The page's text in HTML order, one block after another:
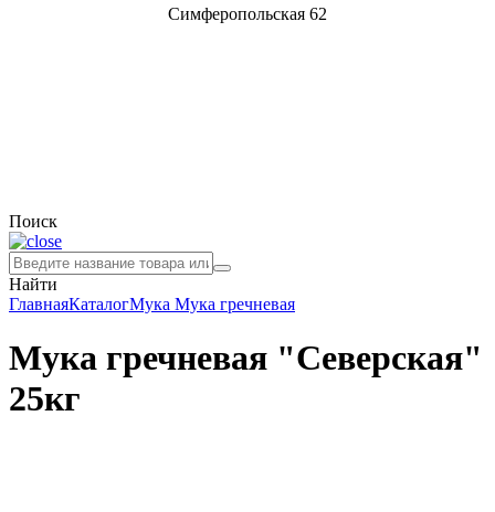
Симферопольская 62
Поиск
Найти
ГлавнаяКаталогМука Мука гречневая
Мука гречневая "Северская"
25кг